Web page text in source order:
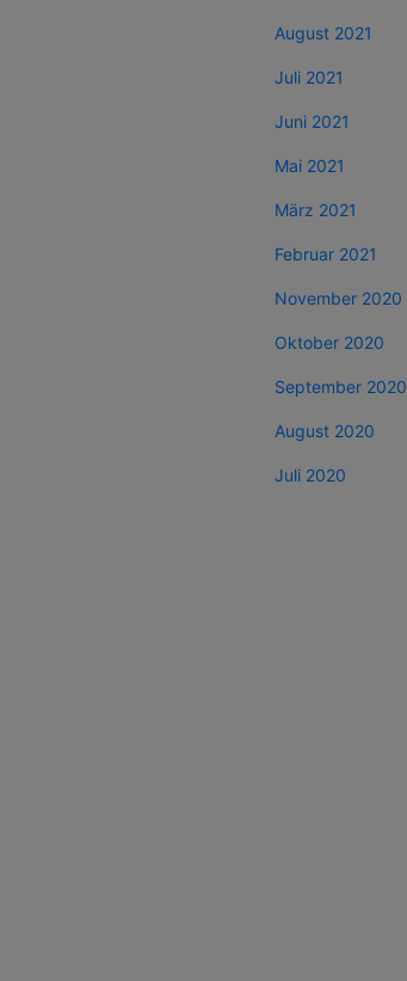
August 2021
Juli 2021
Juni 2021
Mai 2021
März 2021
Februar 2021
November 2020
Oktober 2020
September 2020
August 2020
Juli 2020